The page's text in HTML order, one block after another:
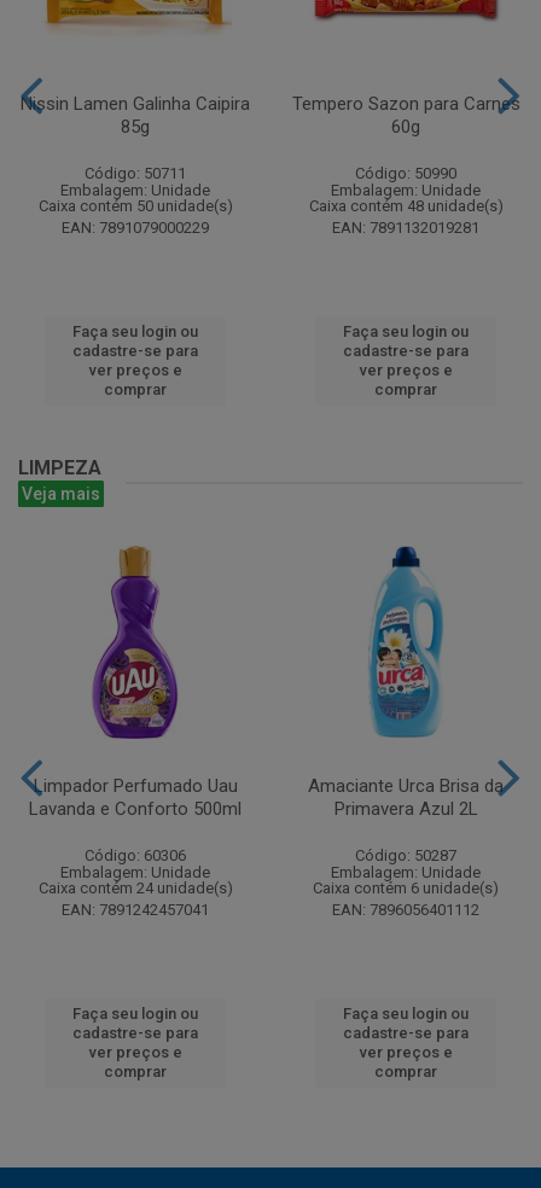
Nissin Lamen Galinha Caipira
85g
Código: 50711
Embalagem: Unidade
Caixa contém 50 unidade(s)
EAN: 7891079000229
Faça seu login ou
cadastre-se para
ver preços e
comprar
Tempero Sazon para Carnes
60g
Código: 50990
Embalagem: Unidade
Caixa contém 48 unidade(s)
EAN: 7891132019281
Faça seu login ou
cadastre-se para
ver preços e
comprar
LIMPEZA
Veja mais
Limpador Perfumado Uau
Lavanda e Conforto 500ml
Código: 60306
Embalagem: Unidade
Caixa contém 24 unidade(s)
EAN: 7891242457041
Faça seu login ou
cadastre-se para
ver preços e
comprar
Amaciante Urca Brisa da
Primavera Azul 2L
Código: 50287
Embalagem: Unidade
Caixa contém 6 unidade(s)
EAN: 7896056401112
Faça seu login ou
cadastre-se para
ver preços e
comprar